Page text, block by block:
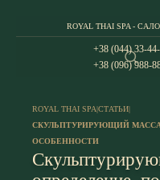
ROYAL THAI SPA -
+38 (044) 33-
+38 (096) 988-
ROYAL THAI SPA|СТАТЬИ|
СКУЛЬПТУРИРУЮЩИЙ
ОСОБЕННОСТИ